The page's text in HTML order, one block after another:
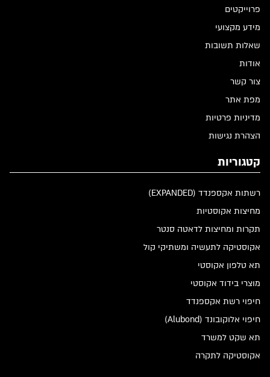
פרוייקטים
מידע מקצועי
שאלות תשובות
אודות
צור קשר
מפת אתר
מדיניות פרטיות
הצהרת נגישות
קטגוריות
רשתות אקספנדד (EXPANDED)
מחיצות אקוסטיות
תקרות ומחיצות לדאטה סנטר
אקוסטיקה לתעשיה ומשתיקי קול
תא טלפון אקוסטי
מוצרי בידוד אקוסטי
חיפוי רשת אקספנדד
חיפוי אלוקובונד (Alubond)
תא שקט למשרד
אקוסטיקה לתקרה